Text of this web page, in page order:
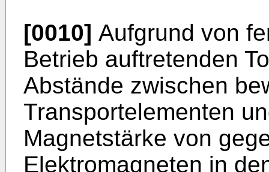
[0010] Aufgrund von
Betrieb auftretenden
Abstände zwischen
Transportelementen
Magnetstärke von
Elektromagneten in